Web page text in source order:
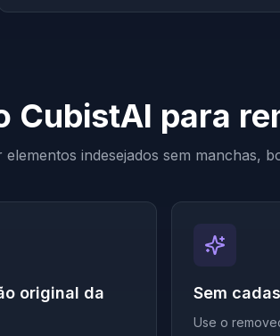
CubistAI para
elementos indesejados sem manchas,
original da
Sem
Use o